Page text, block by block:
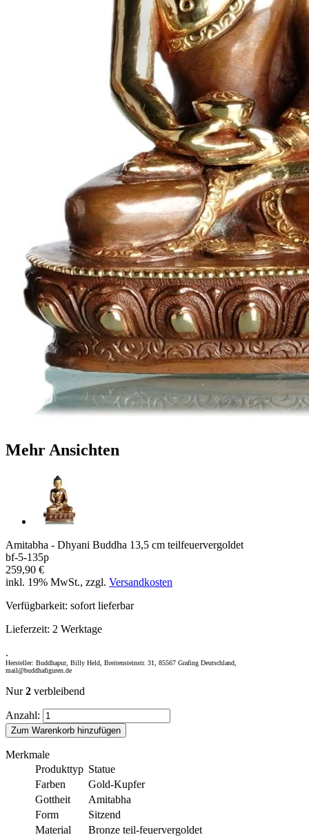
Mehr Ansichten
Amitabha - Dhyani Buddha 13,5 cm teilfeuervergoldet
bf-5-135p
259,90 €
inkl. 19% MwSt., zzgl. Versandkosten
Verfügbarkeit: sofort lieferbar
Lieferzeit: 2 Werktage
.
Hersteller: Buddhapur, Billy Held, Breitensteinstr. 31, 85567 Grafing Deutschland,
mail@buddhafiguren.de
Nur2 verbleibend
Anzahl:
Zum Warenkorb hinzufügen
Merkmale
Produkttyp Statue
Farben
Gold-Kupfer
Gottheit
Amitabha
Form
Sitzend
Material
Bronze teil-feuervergoldet